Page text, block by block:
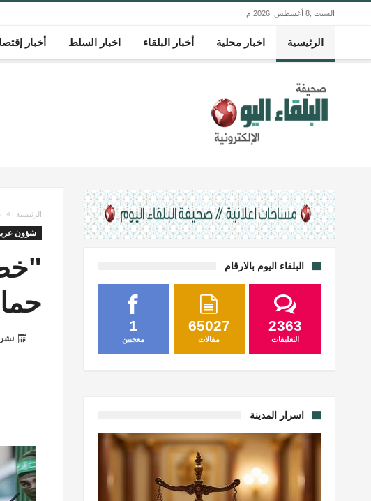
السبت ,8 أغسطس, 2026 م
الرئيسية اخبار محلية أخبار البلقاء اخبار السلط أخبار
الرئيسية
شؤون
البلقاء اليوم بالارقام
1
معجبين
65027
مقالات
2363
التعليقات
اسرار المدينة